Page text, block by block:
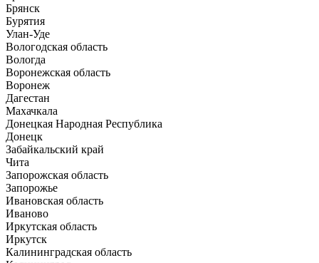
Брянск
Бурятия
Улан-Уде
Вологодская область
Вологда
Воронежская область
Воронеж
Дагестан
Махачкала
Донецкая Народная Республика
Донецк
Забайкальский край
Чита
Запорожская область
Запорожье
Ивановская область
Иваново
Иркутская область
Иркутск
Калининградская область